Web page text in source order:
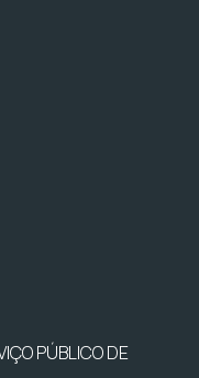
PÚBLICO DE